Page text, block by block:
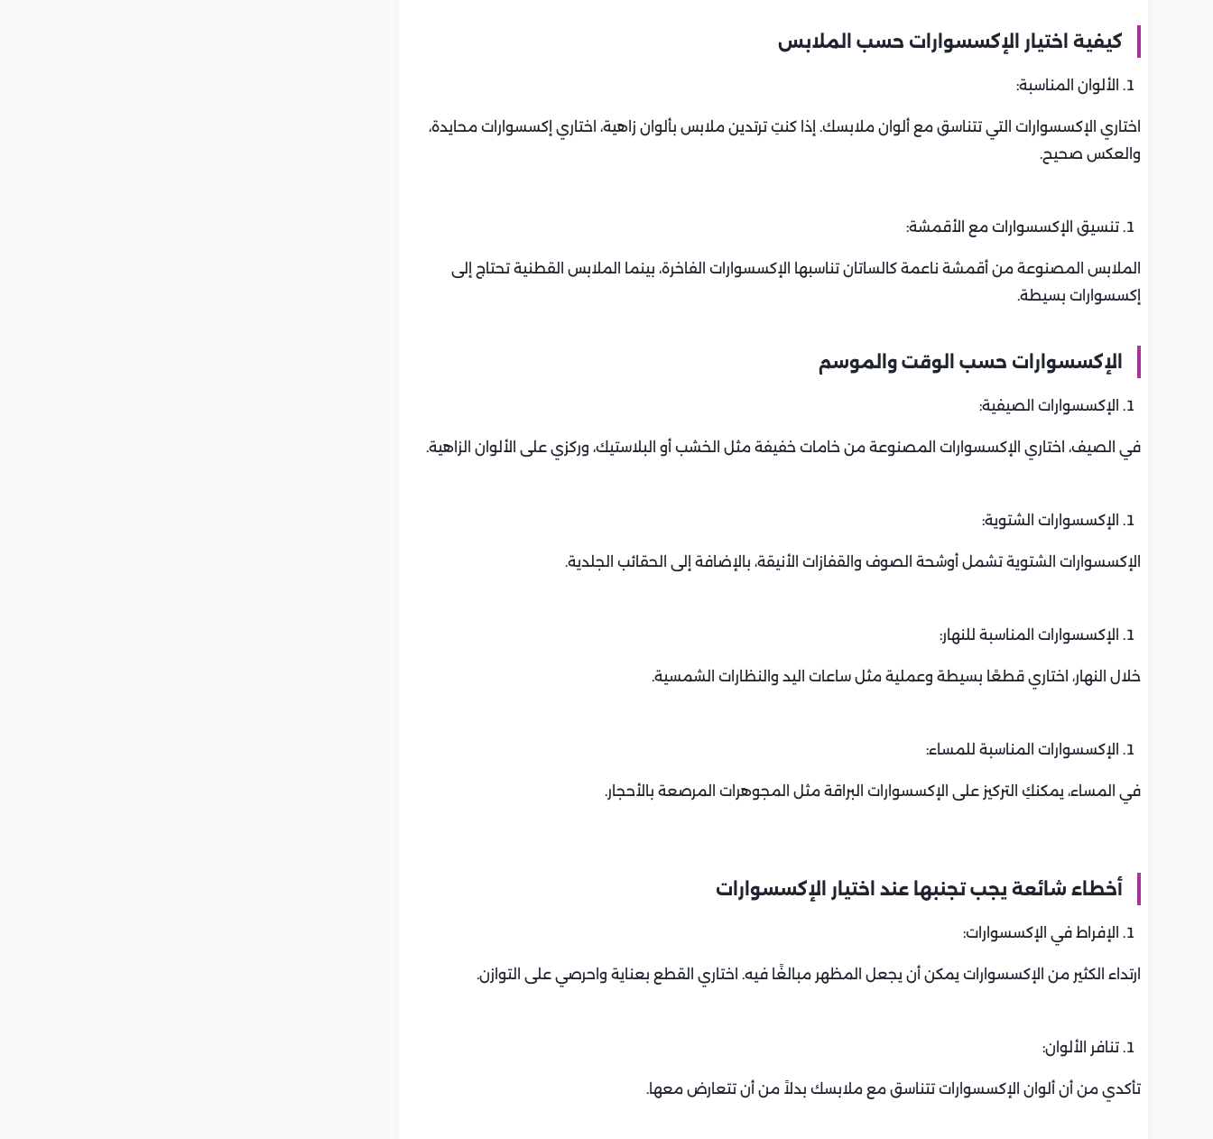
كيفية اختيار الإكسسوارات حسب الملابس
الألوان المناسبة:
اختاري الإكسسوارات التي تتناسق مع ألوان ملابسك. إذا كنتِ ترتدين ملابس بألوان زاهية، اختاري إكسسوارات محايدة،
والعكس صحيح.
تنسيق الإكسسوارات مع الأقمشة:
الملابس المصنوعة من أقمشة ناعمة كالساتان تناسبها الإكسسوارات الفاخرة، بينما الملابس القطنية تحتاج إلى
إكسسوارات بسيطة.
الإكسسوارات حسب الوقت والموسم
الإكسسوارات الصيفية:
في الصيف، اختاري الإكسسوارات المصنوعة من خامات خفيفة مثل الخشب أو البلاستيك، وركزي على الألوان الزاهية.
الإكسسوارات الشتوية:
الإكسسوارات الشتوية تشمل أوشحة الصوف والقفازات الأنيقة، بالإضافة إلى الحقائب الجلدية.
الإكسسوارات المناسبة للنهار:
خلال النهار، اختاري قطعًا بسيطة وعملية مثل ساعات اليد والنظارات الشمسية.
الإكسسوارات المناسبة للمساء:
في المساء، يمكنكِ التركيز على الإكسسوارات البراقة مثل المجوهرات المرصعة بالأحجار.
أخطاء شائعة يجب تجنبها عند اختيار الإكسسوارات
الإفراط في الإكسسوارات:
ارتداء الكثير من الإكسسوارات يمكن أن يجعل المظهر مبالغًا فيه. اختاري القطع بعناية واحرصي على التوازن.
تنافر الألوان:
تأكدي من أن ألوان الإكسسوارات تتناسق مع ملابسك بدلاً من أن تتعارض معها.